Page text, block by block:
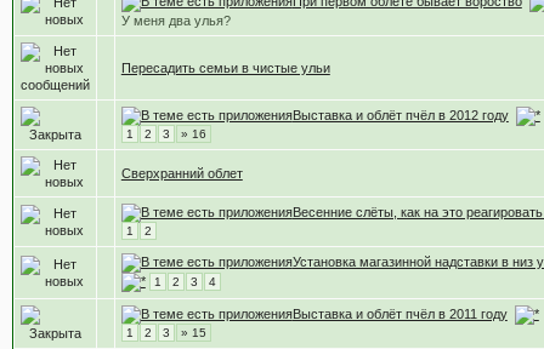
У меня два улья?
Пересадить семьи в чистые ульи
Выставка и облёт пчёл в 2012 году
1 2 3 » 16
Сверхранний облет
Весенние слёты, как на это
1 2
Установка магазинной надставки в низ
1 2 3 4
Выставка и облёт пчёл в 2011 году
1 2 3 » 15